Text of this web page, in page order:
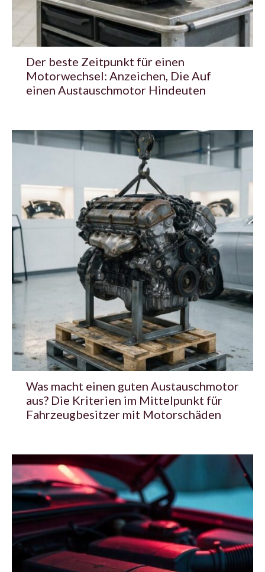
Der beste Zeitpunkt für einen
Motorwechsel: Anzeichen, Die Auf
einen Austauschmotor Hindeuten
Was macht einen guten Austauschmotor
aus? Die Kriterien im Mittelpunkt für
Fahrzeugbesitzer mit Motorschäden